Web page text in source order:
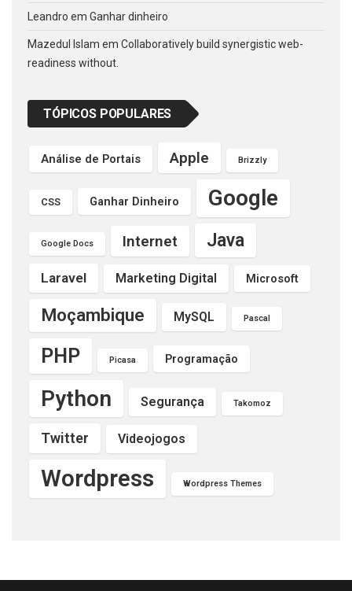
Leandro em Ganhar dinheiro
Mazedul Islam em Collaboratively build synergistic web-
readiness without.
TÓPICOS POPULARES
Análise de Portais Apple Brizzly
CSS Ganhar Dinheiro Google
Google Docs Internet Java
Laravel Marketing Digital Microsoft
Moçambique MySQL Pascal
PHP Picasa Programação
Python Segurança Takomoz
Twitter Videojogos
Wordpress Wordpress Themes